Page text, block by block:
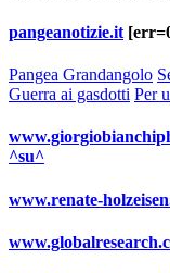
pangeanotizie.it
Pangea Grandangolo
Guerra ai gasdotti Per
^su^
www.renate-